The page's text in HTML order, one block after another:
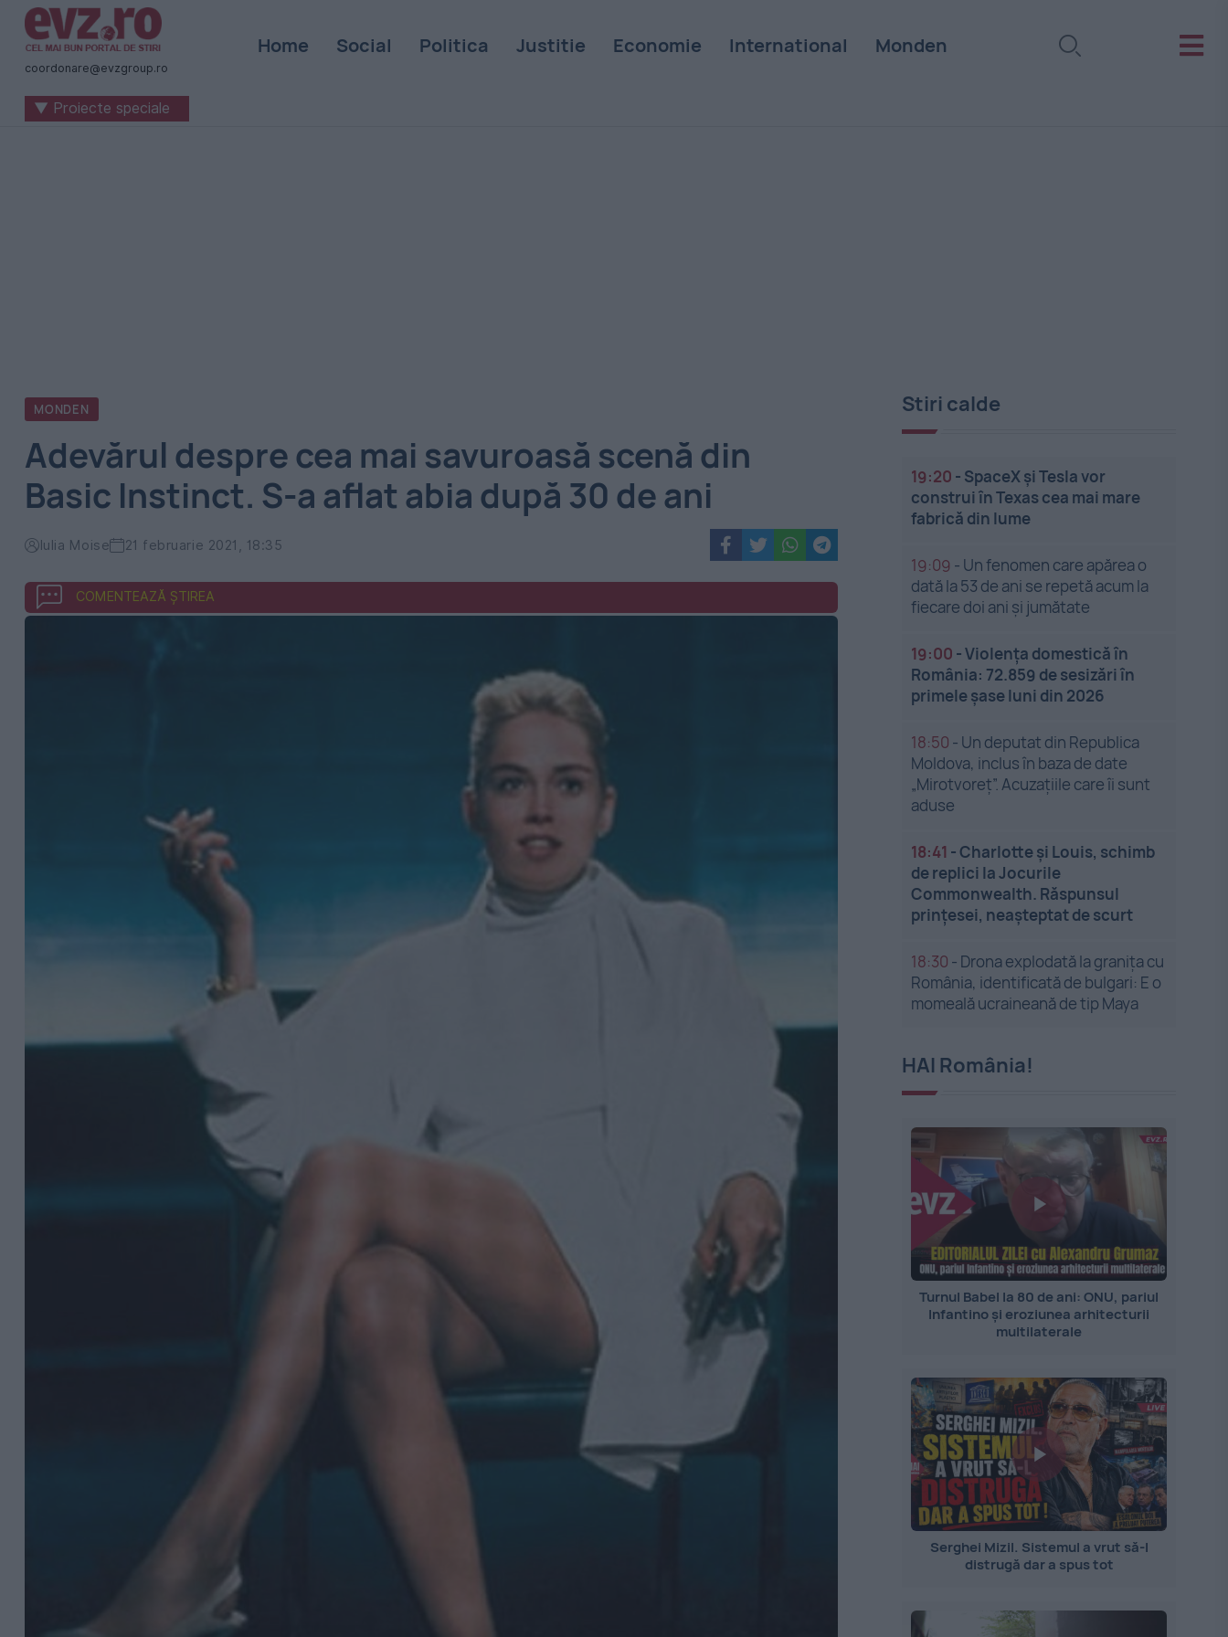
Știri
naționale
internaționale
coordonare@evzgroup.ro
Home Social Politica Justitie Economie International Monden
▼ Proiecte speciale
MONDEN
Adevărul despre cea mai savuroasă scenă din
Basic Instinct. S-a aflat abia după 30 de ani
Iulia Moise 21 februarie 2021, 18:35
COMENTEAZĂ ȘTIREA
Stiri calde
19:20 - SpaceX și Tesla vor
construi în Texas cea mai mare
fabrică din lume
19:09 - Un fenomen care apărea o
dată la 53 de ani se repetă acum la
fiecare doi ani și jumătate
19:00 -Violența domestică în
România: 72.859 de sesizări în
primele șase luni din 2026
18:50 - Un deputat din Republica
Moldova, inclus în baza de date
„Mirotvoreț”. Acuzațiile care îi sunt
aduse
18:41 -Charlotte și Louis, schimb
de replici la Jocurile
Commonwealth. Răspunsul
prințesei, neașteptat de scurt
18:30 - Drona explodată la granița cu
România, identificată de bulgari: E o
momeală ucraineană de tip Maya
HAI România!
Turnul Babel la 80 de ani: ONU, pariul
Infantino și eroziunea arhitecturii
multilaterale
Serghei Mizil. Sistemul a vrut să-l
distrugă dar a spus tot